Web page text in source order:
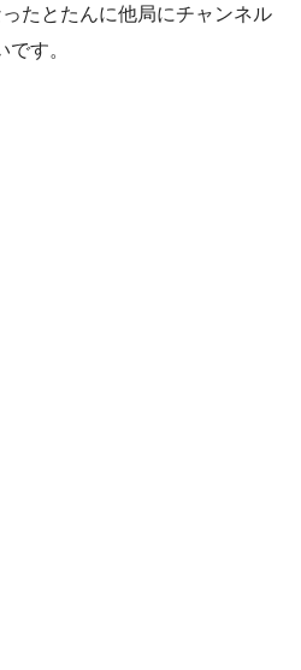
たとたんに他局にチャンネル
す。